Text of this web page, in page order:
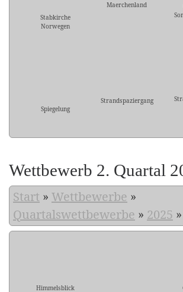
Stabkirche
Norwegen
Maerchenland
Spiegelung
Strandspaziergang
Wettbewerb 2. Quartal
Start » Wettbewerbe »
Quartalswettbewerbe » 2025 »
Himmelsblick